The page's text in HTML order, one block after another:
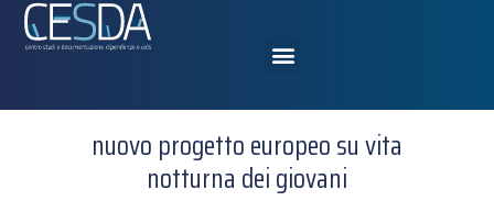
nuovo progetto europeo su vita
notturna dei giovani